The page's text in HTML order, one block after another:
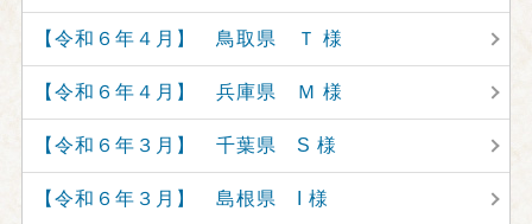
【令和６年４月】 鳥取県 Ｔ 様
【令和６年４月】 兵庫県 Ｍ 様
【令和６年３月】 千葉県 S 様
【令和６年３月】 島根県 I 様